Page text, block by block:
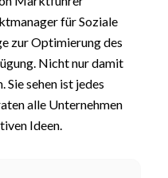
für Soziale
zur Optimierung des
Nicht nur damit
Sie sehen ist jedes
alle Unternehmen
Ideen.